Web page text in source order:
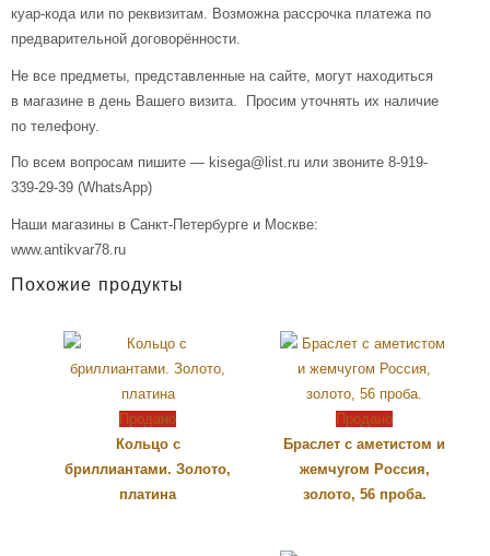
куар-кода или по реквизитам. Возможна рассрочка платежа по
предварительной договорённости.
Не все предметы, представленные на сайте, могут находиться
в магазине в день Вашего визита. Просим уточнять их наличие
по телефону.
По всем вопросам пишите — kisega@list.ru или звоните 8-919-
339-29-39 (WhatsApp)
Наши магазины в Санкт-Петербурге и Москве:
www.antikvar78.ru
Похожие продукты
Продано
Кольцо с
бриллиантами. Золото,
платина
Продано
Браслет с аметистом и
жемчугом Россия,
золото, 56 проба.